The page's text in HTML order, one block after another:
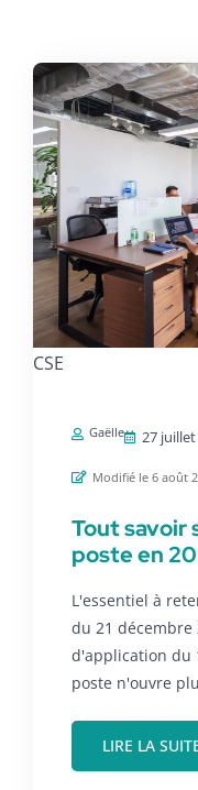
CSE
Gaëlle 27 juillet
Modifié le 6 août
Tout savoir
poste en
L'essentiel à
du 21 décembre
d'application du
poste n'ouvre
LIRE LA